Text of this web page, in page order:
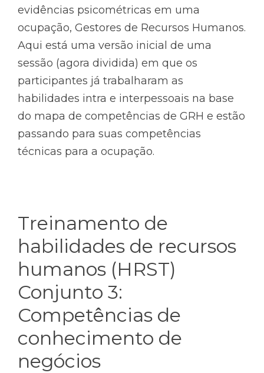
evidências psicométricas em uma
ocupação, Gestores de Recursos Humanos.
Aqui está uma versão inicial de uma
sessão (agora dividida) em que os
participantes já trabalharam as
habilidades intra e interpessoais na base
do mapa de competências de GRH e estão
passando para suas competências
técnicas para a ocupação.
Treinamento de
habilidades de recursos
humanos (HRST)
Conjunto 3:
Competências de
conhecimento de
negócios